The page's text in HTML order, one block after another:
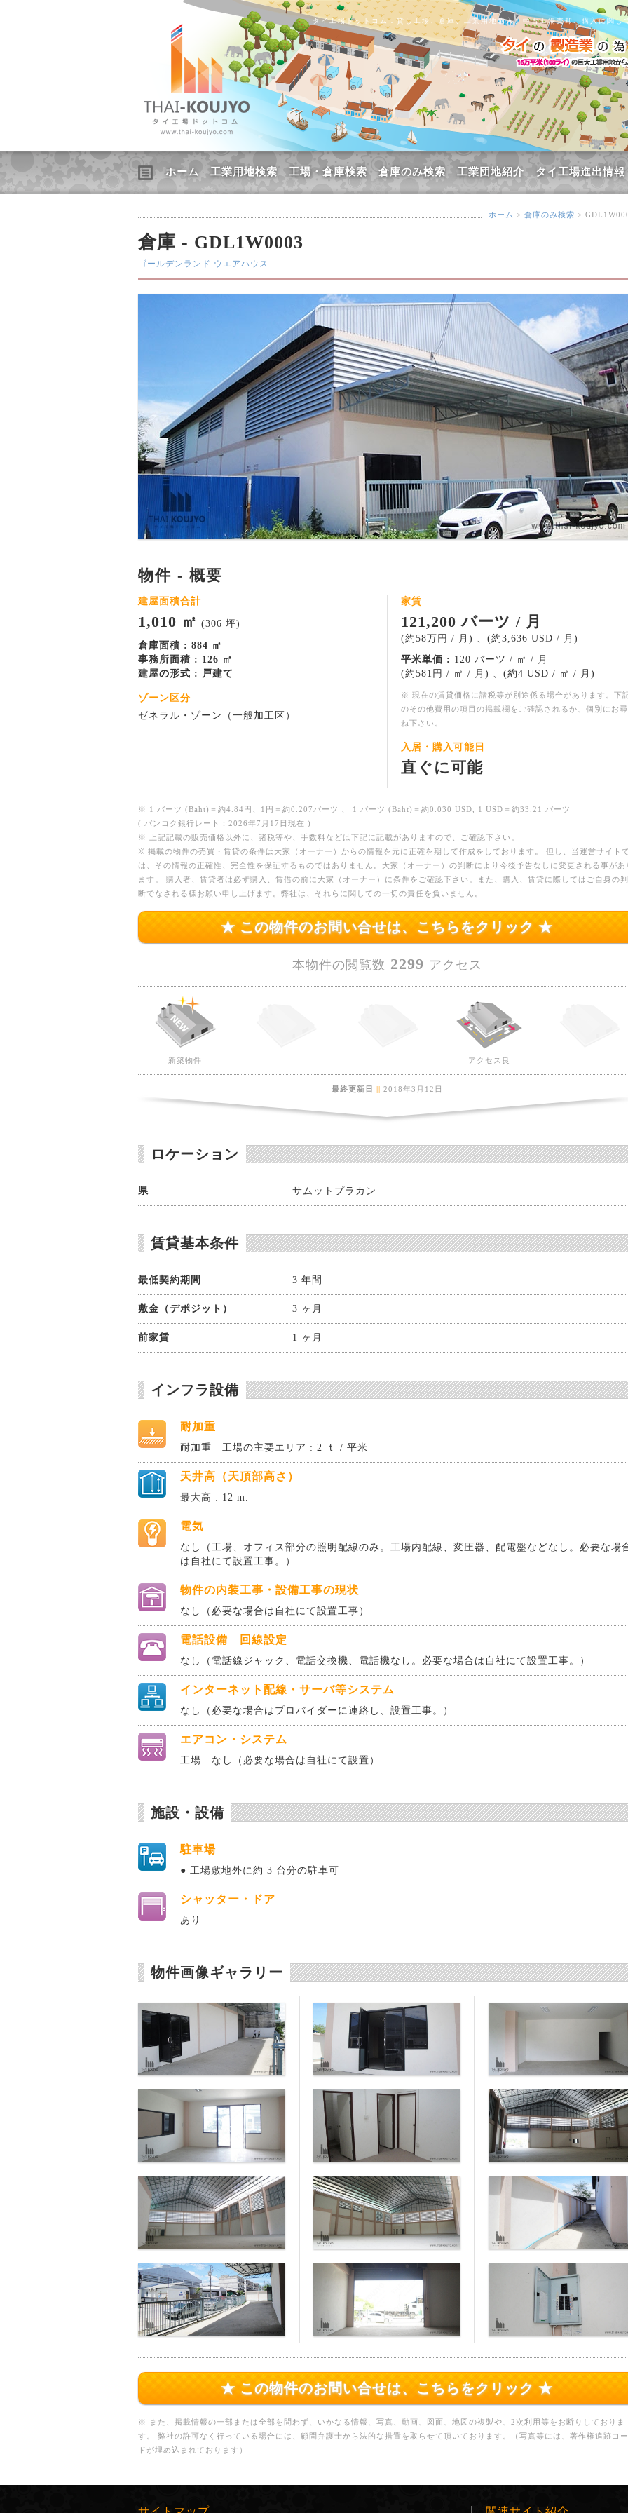
タイ工場ドットコム：貸し工場、倉庫、工業用地購入、中古工場売却、購入に関
ホーム 工業用地検索 工場・倉庫検索 倉庫のみ検索 工業団地紹介 タイ工場進出情報
ホーム > 倉庫のみ検索 >
倉庫 - GDL1W0003
ゴールデンランド ウエアハウス
物件 - 概要
建屋面積合計
1,010 ㎡ (306 坪)
倉庫面積 : 884 ㎡
事務所面積 : 126 ㎡
建屋の形式 : 戸建て
ゾーン区分
ゼネラル・ゾーン（一般加工区）
家賃
121,200 バーツ / 月
(約58万円 / 月) 、(約3,636 USD / 月)
平米単価 : 120 バーツ / ㎡ / 月
(約581円 / ㎡ / 月) 、(約4 USD / ㎡ / 月)
※ 現在の賃貸価格に諸税等が別途係る場合があります。下
のその他費用の項目の掲載欄をご確認されるか、個別にお尋
ね下さい。
入居・購入可能日
直ぐに可能
※ 1 バーツ (Baht)＝約4.84円、1円＝約0.207バーツ 、 1 バーツ (Baht)＝約0.030 USD, 1 USD＝約33.21 バーツ
( バンコク銀行レート：2026年7月17日現在 )
※ 上記記載の販売価格以外に、諸税等や、手数料などは下記に記載がありますので、ご確認下さい。
※ 掲載の物件の売買・賃貸の条件は大家（オーナー）からの情報を元に正確を期して作成をしております。 但し、当運営サイト
は、その情報の正確性、完全性を保証するものではありません。大家（オーナー）の判断により今後予告なしに変更される事があ
ます。 購入者、賃貸者は必ず購入、賃借の前に大家（オーナー）に条件をご確認下さい。また、購入、賃貸に際してはご自身の判
断でなされる様お願い申し上げます。弊社は、それらに関しての一切の責任を負いません。
★ この物件のお問い合せは、こちらをクリック ★
本物件の閲覧数 2299 アクセス
新築物件 アクセス良
最終更新日 || 2018年3月12日
ロケーション
県 サムットプラカン
賃貸基本条件
最低契約期間 3 年間
敷金（デポジット） 3 ヶ月
前家賃 1 ヶ月
インフラ設備
耐加重
耐加重 工場の主要エリア : 2 ｔ / 平米
天井高（天頂部高さ）
最大高 : 12 m.
電気
なし（工場、オフィス部分の照明配線のみ。工場内配線、変圧器、配電盤などなし。必要な場
は自社にて設置工事。）
物件の内装工事・設備工事の現状
なし（必要な場合は自社にて設置工事）
電話設備 回線設定
なし（電話線ジャック、電話交換機、電話機なし。必要な場合は自社にて設置工事。）
インターネット配線・サーバ等システム
なし（必要な場合はプロバイダーに連絡し、設置工事。）
エアコン・システム
工場 : なし（必要な場合は自社にて設置）
施設・設備
駐車場
● 工場敷地外に約 3 台分の駐車可
シャッター・ドア
あり
物件画像ギャラリー
★ この物件のお問い合せは、こちらをクリック ★
※ また、掲載情報の一部または全部を問わず、いかなる情報、写真、動画、図面、地図の複製や、2次利用等をお断りしておりま
す。 弊社の許可なく行っている場合には、顧問弁護士から法的な措置を取らせて頂いております。（写真等には、著作権追跡コー
ドが埋め込まれております）